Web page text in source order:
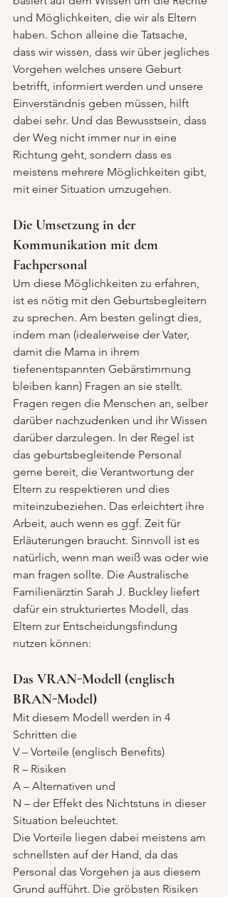
und Möglichkeiten, die wir als Eltern
haben. Schon alleine die Tatsache,
dass wir wissen, dass wir über jegliches
Vorgehen welches unsere Geburt
betrifft, informiert werden und unsere
Einverständnis geben müssen, hilft
dabei sehr. Und das Bewusstsein, dass
der Weg nicht immer nur in eine
Richtung geht, sondern dass es
meistens mehrere Möglichkeiten gibt,
mit einer Situation umzugehen.
Die Umsetzung in der
Kommunikation mit dem
Fachpersonal
Um diese Möglichkeiten zu erfahren,
ist es nötig mit den Geburtsbegleitern
zu sprechen. Am besten gelingt dies,
indem man (idealerweise der Vater,
damit die Mama in ihrem
tiefenentspannten Gebärstimmung
bleiben kann) Fragen an sie stellt.
Fragen regen die Menschen an, selber
darüber nachzudenken und ihr Wissen
darüber darzulegen. In der Regel ist
das geburtsbegleitende Personal
gerne bereit, die Verantwortung der
Eltern zu respektieren und dies
miteinzubeziehen. Das erleichtert ihre
Arbeit, auch wenn es ggf. Zeit für
Erläuterungen braucht. Sinnvoll ist es
natürlich, wenn man weiß was oder wie
man fragen sollte. Die Australische
Familienärztin Sarah J. Buckley liefert
dafür ein strukturiertes Modell, das
Eltern zur Entscheidungsfindung
nutzen können:
Das VRAN-Modell (englisch
BRAN-Model)
Mit diesem Modell werden in 4
Schritten die
V – Vorteile (englisch Benefits)
R – Risiken
A – Alternativen und
N – der Effekt des Nichtstuns in dieser
Situation beleuchtet.
Die Vorteile liegen dabei meistens am
schnellsten auf der Hand, da das
Personal das Vorgehen ja aus diesem
Grund aufführt. Die gröbsten Risiken